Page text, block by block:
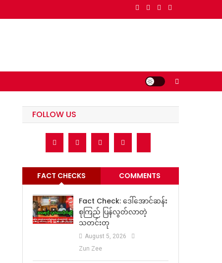
FOLLOW US
FACT CHECKS COMMENTS
Fact Check: ဒေါ်အောင်ဆန်း
စုကြည် ပြန်လွတ်လာတဲ့
သတင်းတု
August 5, 2026
Zun Zee